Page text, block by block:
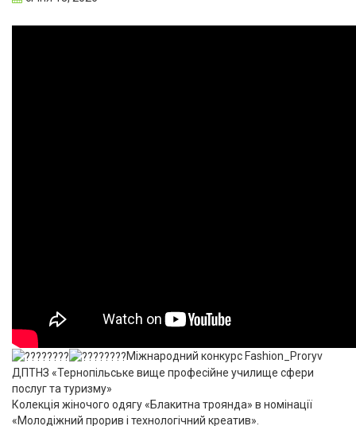
Міжнародний конкурс Fashion_Proryv
ДПТНЗ «Тернопільське вище професійне училище сфери
послуг та туризму»
Колекція жіночого одягу «Блакитна троянда» в номінації
«Молодіжний прорив і технологічний креатив».